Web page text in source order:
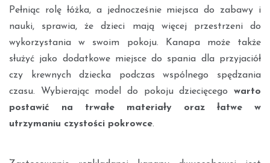
Pełniąc rolę łóżka, a jednocześnie miejsca do zabawy i
nauki, sprawia, że dzieci mają więcej przestrzeni do
wykorzystania w swoim pokoju. Kanapa może także
służyć jako dodatkowe miejsce do spania dla przyjaciół
czy krewnych dziecka podczas wspólnego spędzania
czasu. Wybierając model do pokoju dziecięcego warto
postawić na trwałe materiały oraz łatwe w
utrzymaniu czystości pokrowce.